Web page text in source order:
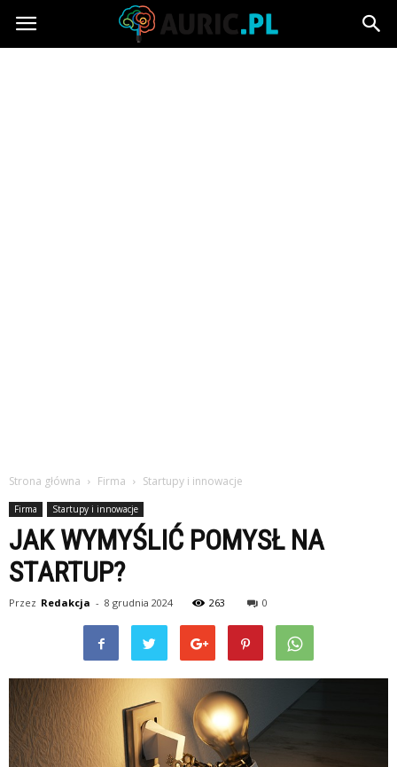
Auric.pl
Strona główna Firma Startupy i innowacje
Firma Startupy i innowacje
JAK WYMYŚLIĆ POMYSŁ NA
STARTUP?
Przez Redakcja - 8 grudnia 2024 263 0